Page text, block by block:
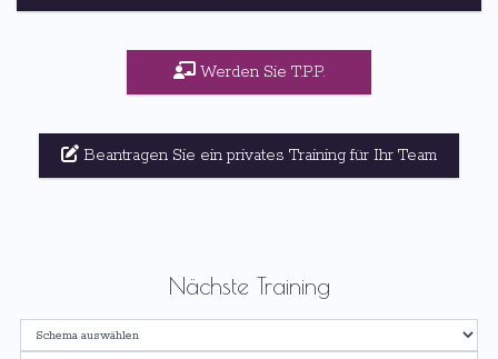
Werden Sie T.P.P.
Beantragen Sie ein privates Training für Ihr Team
Nächste Training